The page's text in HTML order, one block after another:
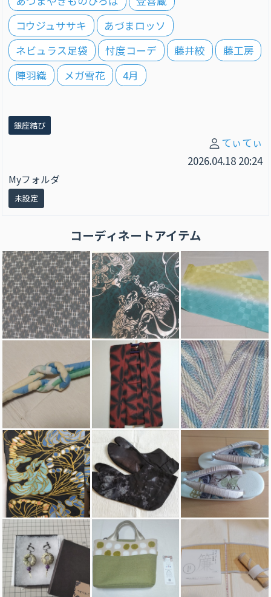
コウジュササキ
あづまロッソ
ネビュラス足袋
忖度コーデ 藤井絞
藤工房
陣羽織
メガ雪花 4月
銀座結び
てぃてぃ
2026.04.18 20:24
Myフォルダ
未設定
コーディネートアイテム